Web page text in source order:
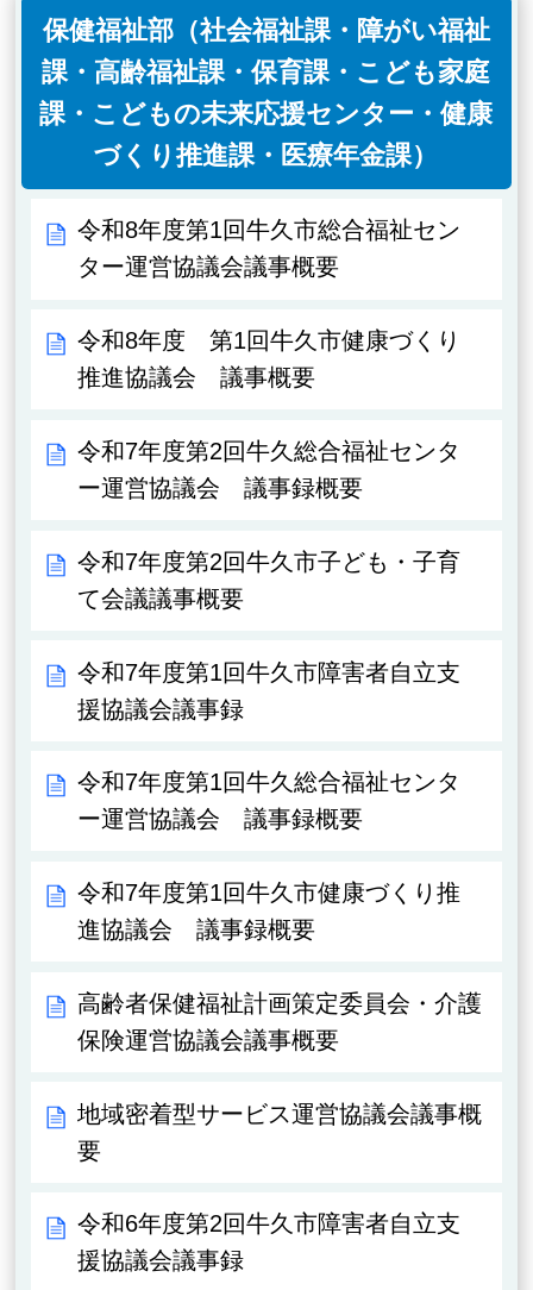
保健福祉部（社会福祉課・障がい福祉
課・高齢福祉課・保育課・こども家庭
課・こどもの未来応援センター・健康
づくり推進課・医療年金課）
令和8年度第1回牛久市総合福祉セン
ター運営協議会議事概要
令和8年度 第1回牛久市健康づくり
推進協議会 議事概要
令和7年度第2回牛久総合福祉センタ
ー運営協議会 議事録概要
令和7年度第2回牛久市子ども・子育
て会議議事概要
令和7年度第1回牛久市障害者自立支
援協議会議事録
令和7年度第1回牛久総合福祉センタ
ー運営協議会 議事録概要
令和7年度第1回牛久市健康づくり推
進協議会 議事録概要
高齢者保健福祉計画策定委員会・介護
保険運営協議会議事概要
地域密着型サービス運営協議会議事概
要
令和6年度第2回牛久市障害者自立支
援協議会議事録